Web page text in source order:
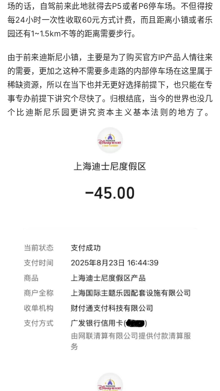
场的话，自驾前来此地就得去P5或者P6停车场。不但得按
每24小时一次性收取60元方式计费，而且距离小镇或者乐
园还有1~1.5km不等的距离需要步行。
由于前来迪斯尼小镇，主要是为了购买官方IP产品人情往来
的需要，更加之这种不需要多走路的内部停车场在这里属于
稀缺资源，所以在当下也并无更好选择前提下，也只能在专
事专办前提下讲究个尽快了。归根结底，当今的世界也没几
个比迪斯尼乐园更讲究资本主义基本法则的地方了。